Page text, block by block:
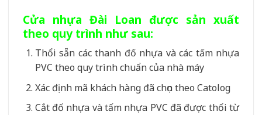
Cửa nhựa Đài Loan được sản xuất
theo quy trình như sau:
Thổi sẵn các thanh đố nhựa và các tấm nhựa
PVC theo quy trình chuẩn của nhà máy
Xác định mã khách hàng đã chọn theo Catolog
Cắt đố nhựa và tấm nhựa PVC đã được thổi từ